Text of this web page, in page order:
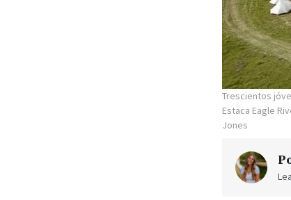
Trescientos
Estaca Eagle
Jones